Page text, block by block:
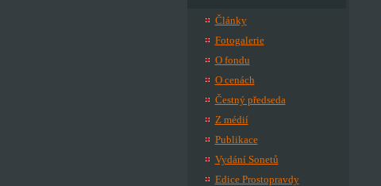
Články
Fotogalerie
O fondu
O cenách
Čestný předseda
Z médií
Publikace
Vydání Sonetů
Edice Prostopravdy